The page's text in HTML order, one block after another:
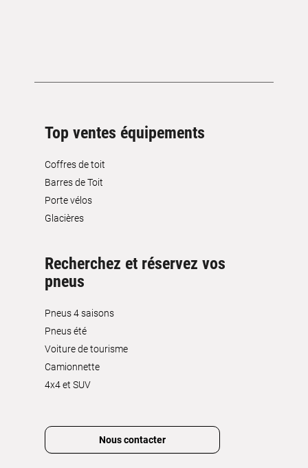
Top ventes équipements
Coffres de toit
Barres de Toit
Porte vélos
Glacières
Recherchez et réservez vos
pneus
Pneus 4 saisons
Pneus été
Voiture de tourisme
Camionnette
4x4 et SUV
Nous contacter